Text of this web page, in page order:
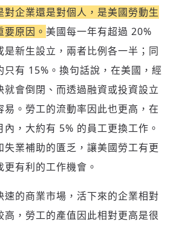
對企業還是對個人，是美國勞動生
原因。 美國每一年有超過 20%
是新生設立，兩者比例各一半；同
只有 15%。換句話說，在美國，經
就會倒閉、而透過融資或投資設立
易。勞工的流動率因此也更高，在
，大約有 5% 的員工更換工作。
失業補助的匱乏，讓美國勞工有更
有利的工作機會。
速的商業市場，活下來的企業相對
高，勞工的產值因此相對更高是很